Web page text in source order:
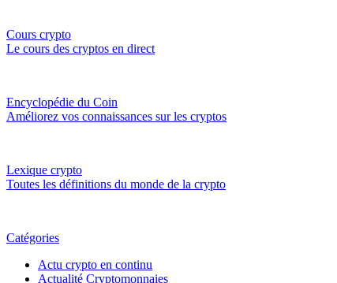
Cours crypto
Le cours des cryptos en direct
Encyclopédie du Coin
Améliorez vos connaissances sur les cryptos
Lexique crypto
Toutes les définitions du monde de la crypto
Catégories
Actu crypto en continu
Actualité Cryptomonnaies